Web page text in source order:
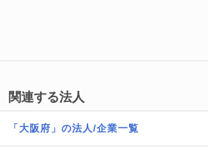
関連する法人
「大阪府」の法人/企業一覧